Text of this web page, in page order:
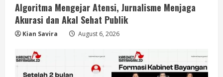
Algoritma Mengejar Atensi, Jurnalisme Menjaga
Akurasi dan Akal Sehat Publik
Kian Savira August 6, 2026